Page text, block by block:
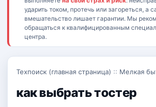
ударить током, протечь или загореться, а
вмешательство лишает гарантии. Мы
обращаться к квалифицированным
центра.
Техпоиск (главная страница) :: Мелкая
как выбрать тостер